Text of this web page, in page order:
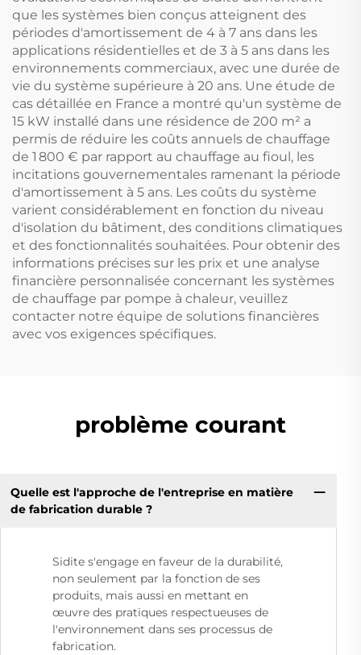
que les systèmes bien conçus atteignent des
périodes d'amortissement de 4 à 7 ans dans les
applications résidentielles et de 3 à 5 ans dans les
environnements commerciaux, avec une durée de
vie du système supérieure à 20 ans. Une étude de
cas détaillée en France a montré qu'un système de
15 kW installé dans une résidence de 200 m² a
permis de réduire les coûts annuels de chauffage
de 1 800 € par rapport au chauffage au fioul, les
incitations gouvernementales ramenant la période
d'amortissement à 5 ans. Les coûts du système
varient considérablement en fonction du niveau
d'isolation du bâtiment, des conditions climatiques
et des fonctionnalités souhaitées. Pour obtenir des
informations précises sur les prix et une analyse
financière personnalisée concernant les systèmes
de chauffage par pompe à chaleur, veuillez
contacter notre équipe de solutions financières
avec vos exigences spécifiques.
problème courant
Quelle est l'approche de l'entreprise en matière
de fabrication durable ?
Sidite s'engage en faveur de la durabilité,
non seulement par la fonction de ses
produits, mais aussi en mettant en
œuvre des pratiques respectueuses de
l'environnement dans ses processus de
fabrication.